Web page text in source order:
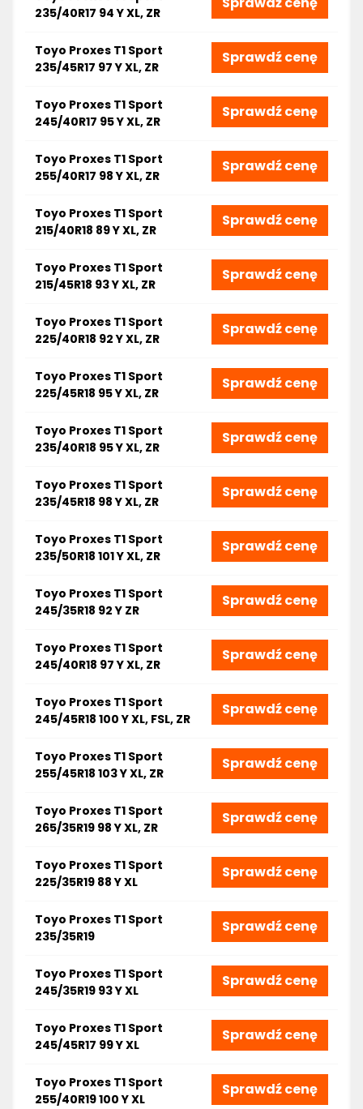
235/40R17 94 Y XL, ZR
Toyo Proxes T1 Sport
235/45R17 97 Y XL, ZR
Sprawdź cenę
Toyo Proxes T1 Sport
245/40R17 95 Y XL, ZR
Sprawdź cenę
Toyo Proxes T1 Sport
255/40R17 98 Y XL, ZR
Sprawdź cenę
Toyo Proxes T1 Sport
215/40R18 89 Y XL, ZR
Sprawdź cenę
Toyo Proxes T1 Sport
215/45R18 93 Y XL, ZR
Sprawdź cenę
Toyo Proxes T1 Sport
225/40R18 92 Y XL, ZR
Sprawdź cenę
Toyo Proxes T1 Sport
225/45R18 95 Y XL, ZR
Sprawdź cenę
Toyo Proxes T1 Sport
235/40R18 95 Y XL, ZR
Sprawdź cenę
Toyo Proxes T1 Sport
235/45R18 98 Y XL, ZR
Sprawdź cenę
Toyo Proxes T1 Sport
235/50R18 101 Y XL, ZR
Sprawdź cenę
Toyo Proxes T1 Sport
245/35R18 92 Y ZR
Sprawdź cenę
Toyo Proxes T1 Sport
245/40R18 97 Y XL, ZR
Sprawdź cenę
Toyo Proxes T1 Sport
245/45R18 100 Y XL, FSL, ZR
Sprawdź cenę
Toyo Proxes T1 Sport
255/45R18 103 Y XL, ZR
Sprawdź cenę
Toyo Proxes T1 Sport
265/35R19 98 Y XL, ZR
Sprawdź cenę
Toyo Proxes T1 Sport
225/35R19 88 Y XL
Sprawdź cenę
Toyo Proxes T1 Sport
235/35R19
Sprawdź cenę
Toyo Proxes T1 Sport
245/35R19 93 Y XL
Sprawdź cenę
Toyo Proxes T1 Sport
245/45R17 99 Y XL
Sprawdź cenę
Toyo Proxes T1 Sport
255/40R19 100 Y XL
Sprawdź cenę